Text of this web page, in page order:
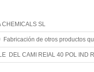
CHEMICALS SL
Fabricación de otros productos
DEL CAMI REIAL 40 POL IND